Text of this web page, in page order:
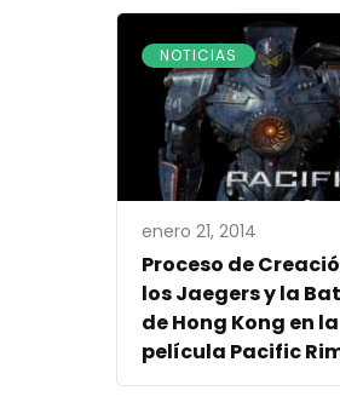
NOTICIAS
enero 21, 2014
Proceso de
los Jaegers y la
de Hong Kong en la
película Pacific